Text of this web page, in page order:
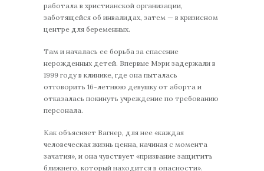
работала в христианской организации,
заботящейся об инвалидах, затем — в кризисном
центре для беременных.
Там и началась ее борьба за спасение
нерожденных детей. Впервые Мэри задержали в
1999 году в клинике, где она пыталась
отговорить 16-летнюю девушку от аборта и
отказалась покинуть учреждение по требованию
персонала.
Как объясняет Вагнер, для нее «каждая
человеческая жизнь ценна, начиная с момента
зачатия», и она чувствует «призвание защитить
ближнего, который находится в опасности».